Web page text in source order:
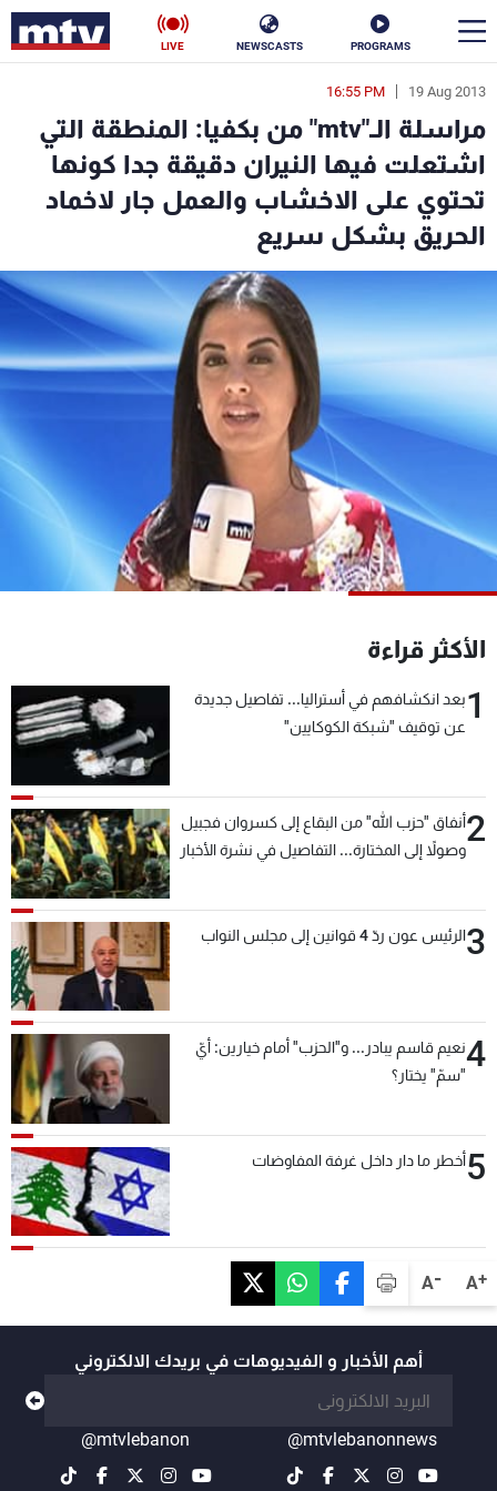
PROGRAMS
NEWSCASTS
LIVE
A+
A-
19 Aug 2013
16:55 PM
مراسلة الـ"mtv" من بكفيا: المنطقة التي
اشتعلت فيها النيران دقيقة جدا كونها
تحتوي على الاخشاب والعمل جار لاخماد
الحريق بشكل سريع
الأكثر قراءة
1بعد انكشافهم في أستراليا... تفاصيل جديدة
عن توقيف "شبكة الكوكايين"
2أنفاق "حزب الله" من البقاع إلى كسروان فجبيل
وصولاً إلى المختارة... التفاصيل في نشرة الأخبار
3الرئيس عون ردّ 4 قوانين إلى مجلس النواب
4نعيم قاسم يبادر... و"الحزب" أمام خيارين: أيّ
"سمّ" يختار؟
5أخطر ما دار داخل غرفة المفاوضات
أهم الأخبار و الفيديوهات في بريدك الالكتروني
@mtvlebanonnews
@mtvlebanon
en
الأخبار
سياسة ناس
إقتصاد
منوعات رياضة
كأس العالم
جدول البرامج
شاهد البرامج
الترددات
الإنـتـاج
سياسة الخصوصية